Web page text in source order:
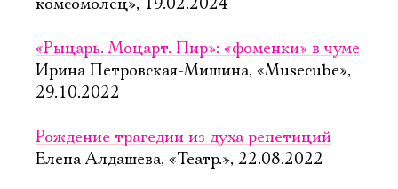
комсомолец», 19.02.2024
«Рыцарь. Моцарт. Пир»: «фоменки» в чуме
Ирина Петровская-Мишина, «Musecube»,
29.10.2022
Рождение трагедии из духа репетиций
Елена Алдашева, «Театр.», 22.08.2022